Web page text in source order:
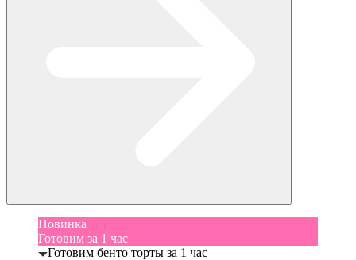
Новинка
Готовим за 1 час
Готовим бенто торты за 1 час